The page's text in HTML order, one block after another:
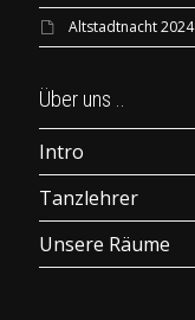
Altstadtnacht 2024
Über uns ..
Intro
Tanzlehrer
Unsere Räume